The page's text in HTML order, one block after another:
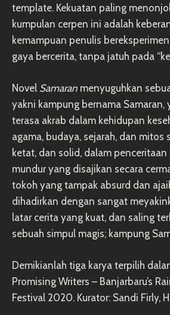
template. Kekuatan paling
kumpulan cerpen ini adalah
kemampuan penulis
gaya bercerita, tanpa jatuh pada
Novel Samaran menyuguhkan
yakni kampung bernama Samaran,
terasa akrab dalam kehidupan
agama, budaya, sejarah, dan mitos
ketat, dan solid, dalam
mundur yang disajikan secara
tokoh yang tampak absurd dan
dihadirkan dengan sangat
latar cerita yang kuat, dan saling
sebuah simpul magis; kampung
Demikianlah tiga karya terpilih
Promising Writers – Banjarbaru’s
Festival 2020. Kurator: Sandi Firly,